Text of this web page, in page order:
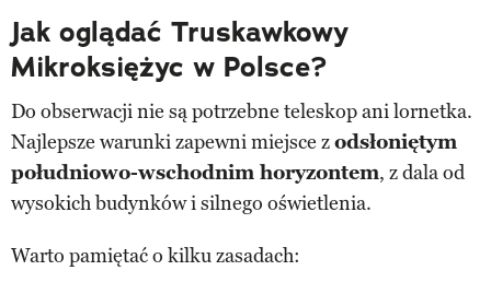
Jak oglądać Truskawkowy
Mikroksiężyc w Polsce?
Do obserwacji nie są potrzebne teleskop ani lornetka.
Najlepsze warunki zapewni miejsce zodsłoniętym
południowo-wschodnim horyzontem, z dala od
wysokich budynków i silnego oświetlenia.
Warto pamiętać o kilku zasadach: